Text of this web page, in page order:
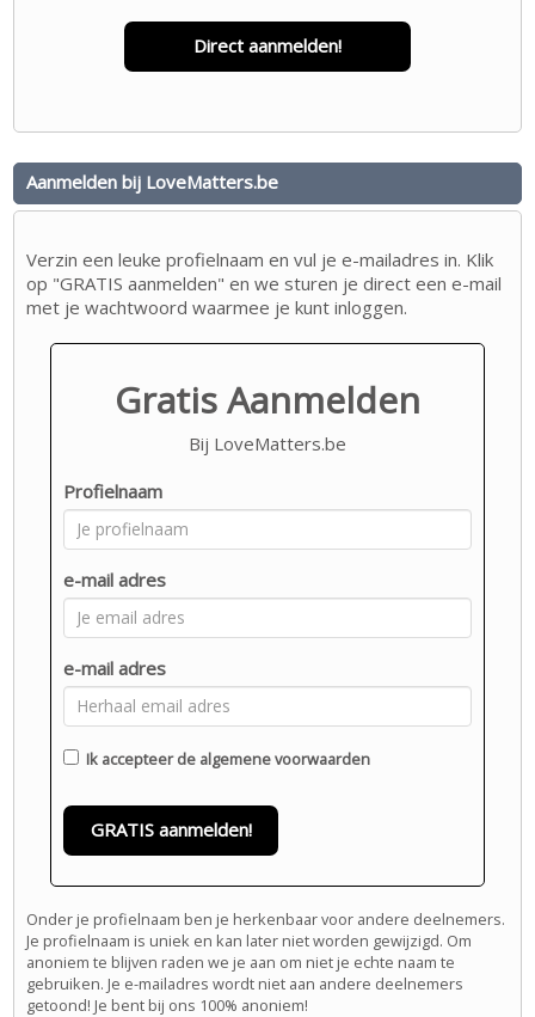
Direct aanmelden!
Aanmelden bij LoveMatters.be
Verzin een leuke profielnaam en vul je e-mailadres in. Klik
op "GRATIS aanmelden" en we sturen je direct een e-mail
met je wachtwoord waarmee je kunt inloggen.
Gratis Aanmelden
Bij LoveMatters.be
Profielnaam
e-mail adres
e-mail adres
Ik accepteer de algemene voorwaarden
GRATIS aanmelden!
Onder je profielnaam ben je herkenbaar voor andere deelnemers.
Je profielnaam is uniek en kan later niet worden gewijzigd. Om
anoniem te blijven raden we je aan om niet je echte naam te
gebruiken. Je e-mailadres wordt niet aan andere deelnemers
getoond! Je bent bij ons 100% anoniem!